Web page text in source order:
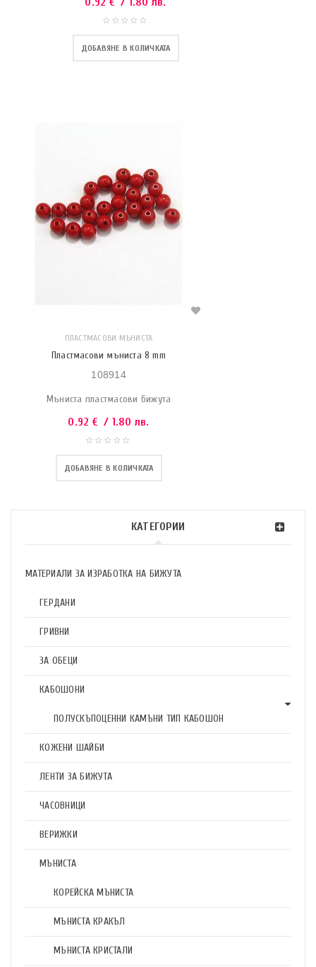
КАТЕГОРИИ
МАТЕРИАЛИ ЗА ИЗРАБОТКА НА БИЖУТА
ГЕРДАНИ
ГРИВНИ
ЗА ОБЕЦИ
КАБОШОНИ
ПОЛУСКЪПОЦЕННИ КАМЪНИ ТИП КАБОШОН
КОЖЕНИ ШАЙБИ
ЛЕНТИ ЗА БИЖУТА
ЧАСОВНИЦИ
ВЕРИЖКИ
МЪНИСТА
КОРЕЙСКА МЪНИСТА
МЪНИСТА КРАКЪЛ
МЪНИСТА КРИСТАЛИ
ДОБАВЯНЕ В КОЛИЧКАТА
ПЛАСТМАСОВИ МЪНИСТА
Пластмасови мъниста 8 mm
108914
Мъниста пластмасови бижута
0.92 € / 1.80 лв.
ДОБАВЯНЕ В КОЛИЧКАТА